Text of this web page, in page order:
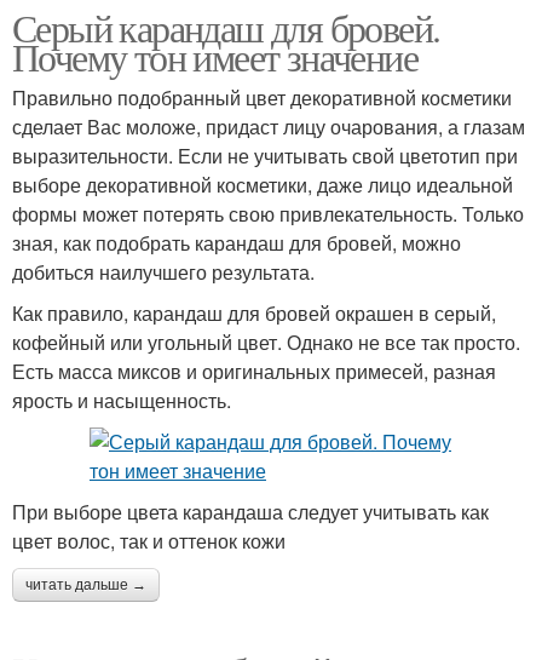
Серый карандаш для бровей.
Почему тон имеет значение
Правильно подобранный цвет декоративной косметики
сделает Вас моложе, придаст лицу очарования, а глазам
выразительности. Если не учитывать свой цветотип при
выборе декоративной косметики, даже лицо идеальной
формы может потерять свою привлекательность. Только
зная, как подобрать карандаш для бровей, можно
добиться наилучшего результата.
Как правило, карандаш для бровей окрашен в серый,
кофейный или угольный цвет. Однако не все так просто.
Есть масса миксов и оригинальных примесей, разная
ярость и насыщенность.
При выборе цвета карандаша следует учитывать как
цвет волос, так и оттенок кожи
читать дальше →